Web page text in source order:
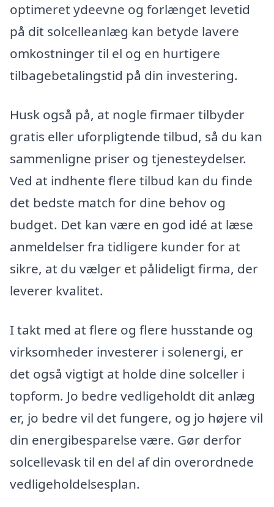
optimeret ydeevne og forlænget levetid
på dit solcelleanlæg kan betyde lavere
omkostninger til el og en hurtigere
tilbagebetalingstid på din investering.
Husk også på, at nogle firmaer tilbyder
gratis eller uforpligtende tilbud, så du kan
sammenligne priser og tjenesteydelser.
Ved at indhente flere tilbud kan du finde
det bedste match for dine behov og
budget. Det kan være en god idé at læse
anmeldelser fra tidligere kunder for at
sikre, at du vælger et pålideligt firma, der
leverer kvalitet.
I takt med at flere og flere husstande og
virksomheder investerer i solenergi, er
det også vigtigt at holde dine solceller i
topform. Jo bedre vedligeholdt dit anlæg
er, jo bedre vil det fungere, og jo højere vil
din energibesparelse være. Gør derfor
solcellevask til en del af din overordnede
vedligeholdelsesplan.